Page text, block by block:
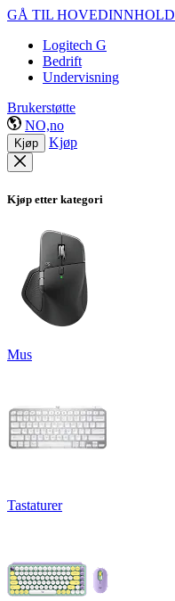
GÅ TIL HOVEDINNHOLD
Logitech G
Bedrift
Undervisning
Brukerstøtte
NO,no
Kjøp Kjøp
Kjøp etter kategori
Mus
Tastaturer